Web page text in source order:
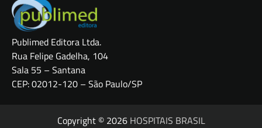
Publimed Editora Ltda.
Rua Felipe Gadelha, 104
Sala 55 – Santana
CEP: 02012-120 – São Paulo/SP
Copyright © 2026 HOSPITAIS BRASIL